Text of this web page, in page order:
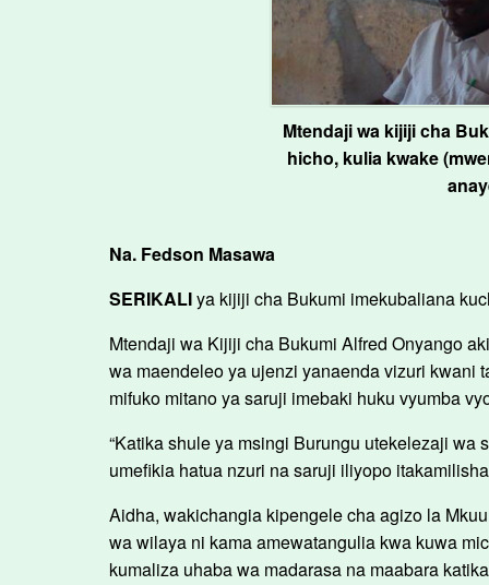
Mtendaji wa kijiji cha
hicho, kulia kwake
Na. Fedson Masawa
SERIKALIya kijiji cha Bukumi imekubaliana
Mtendaji wa Kijiji cha Bukumi Alfred Onyango
wa maendeleo ya ujenzi yanaenda vizuri kwani
mifuko mitano ya saruji imebaki huku vyumba
“Katika shule ya msingi Burungu utekelezaji
umefikia hatua nzuri na saruji iliyopo
Aidha, wakichangia kipengele cha agizo la
wa wilaya ni kama amewatangulia kwa kuwa
kumaliza uhaba wa madarasa na maabara